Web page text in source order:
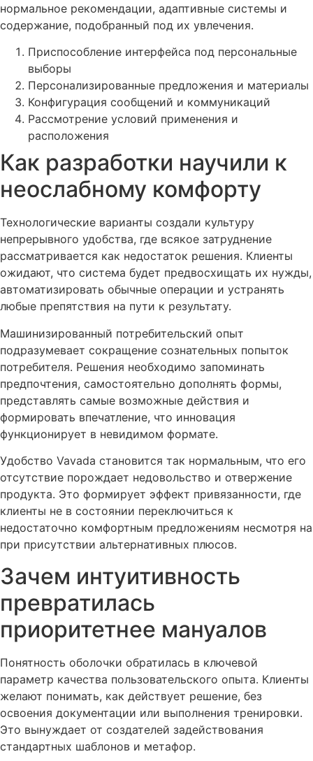
нормальное рекомендации, адаптивные системы и
содержание, подобранный под их увлечения.
Приспособление интерфейса под персональные
выборы
Персонализированные предложения и материалы
Конфигурация сообщений и коммуникаций
Рассмотрение условий применения и
расположения
Как разработки научили к
неослабному комфорту
Технологические варианты создали культуру
непрерывного удобства, где всякое затруднение
рассматривается как недостаток решения. Клиенты
ожидают, что система будет предвосхищать их нужды,
автоматизировать обычные операции и устранять
любые препятствия на пути к результату.
Машинизированный потребительский опыт
подразумевает сокращение сознательных попыток
потребителя. Решения необходимо запоминать
предпочтения, самостоятельно дополнять формы,
представлять самые возможные действия и
формировать впечатление, что инновация
функционирует в невидимом формате.
Удобство Vavada становится так нормальным, что его
отсутствие порождает недовольство и отвержение
продукта. Это формирует эффект привязанности, где
клиенты не в состоянии переключиться к
недостаточно комфортным предложениям несмотря на
при присутствии альтернативных плюсов.
Зачем интуитивность
превратилась
приоритетнее мануалов
Понятность оболочки обратилась в ключевой
параметр качества пользовательского опыта. Клиенты
желают понимать, как действует решение, без
освоения документации или выполнения тренировки.
Это вынуждает от создателей задействования
стандартных шаблонов и метафор.